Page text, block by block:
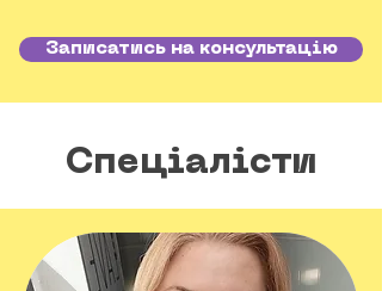
Записатись на консультацію
Спеціалісти